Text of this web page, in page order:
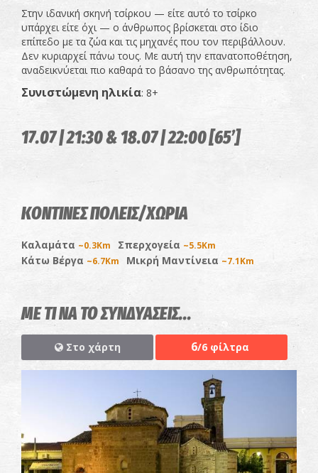
Στην ιδανική σκηνή τσίρκου — είτε αυτό το τσίρκο
υπάρχει είτε όχι — ο άνθρωπος βρίσκεται στο ίδιο
επίπεδο με τα ζώα και τις μηχανές που τον περιβάλλουν.
Δεν κυριαρχεί πάνω τους. Με αυτή την επανατοποθέτηση,
αναδεικνύεται πιο καθαρά το βάσανο της ανθρωπότητας.
Συνιστώμενη ηλικία: 8+
17.07 | 21:30 & 18.07 | 22:00 [65’]
ΚΟΝΤΙΝΕΣ ΠΟΛΕΙΣ/ΧΩΡΙΑ
Καλαμάτα ~0.3Km Σπερχογεία ~5.5Km
Κάτω Βέργα ~6.7Km Μικρή Μαντίνεια ~7.1Km
ΜΕ ΤΙ ΝΑ ΤΟ ΣΥΝΔΥΑΣΕΙΣ...
Στο χάρτη 6/6 φίλτρα